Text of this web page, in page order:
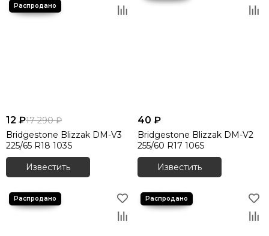
12 ₽17 290 ₽
Bridgestone Blizzak DM-V3
225/65 R18 103S
Известить
40 ₽
Bridgestone Blizzak DM-V2
255/60 R17 106S
Известить